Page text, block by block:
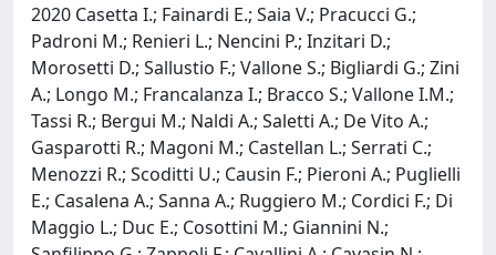
2020 Casetta I.; Fainardi E.; Saia V.; Pracucci G.;
Padroni M.; Renieri L.; Nencini P.; Inzitari D.;
Morosetti D.; Sallustio F.; Vallone S.; Bigliardi G.; Zini
A.; Longo M.; Francalanza I.; Bracco S.; Vallone I.M.;
Tassi R.; Bergui M.; Naldi A.; Saletti A.; De Vito A.;
Gasparotti R.; Magoni M.; Castellan L.; Serrati C.;
Menozzi R.; Scoditti U.; Causin F.; Pieroni A.; Puglielli
E.; Casalena A.; Sanna A.; Ruggiero M.; Cordici F.; Di
Maggio L.; Duc E.; Cosottini M.; Giannini N.;